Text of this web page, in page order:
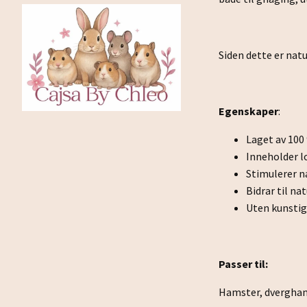
Siden dette er
Egenskaper:
Laget av
Inneholder
Stimulerer
Bidrar til
Uten
Passer til:
Hamster,